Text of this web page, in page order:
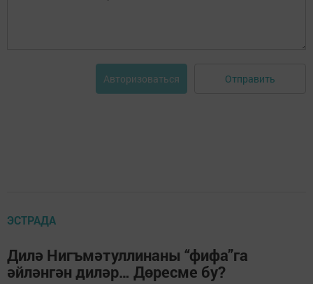
Авторизоваться Отправить
ЭСТРАДА
Дилә Нигъмәтуллинаны “фифа”га
әйләнгән диләр… Дөресме бу?